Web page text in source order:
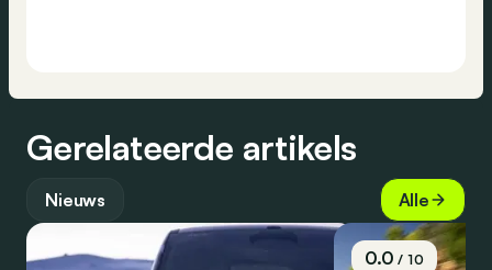
Gerelateerde artikels
Nieuws Alle
0.0/ 10